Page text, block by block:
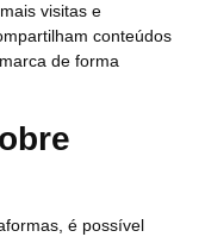
visitas e
conteúdos
de forma
é possível